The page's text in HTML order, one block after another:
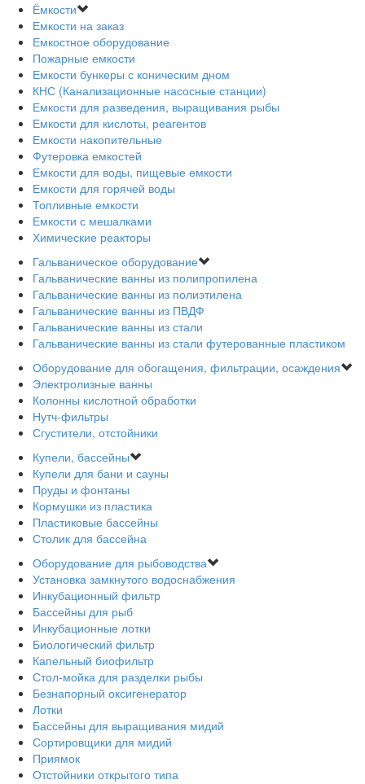
Ёмкости
Емкости на заказ
Емкостное оборудование
Пожарные емкости
Емкости бункеры с коническим дном
КНС (Канализационные насосные станции)
Емкости для разведения, выращивания рыбы
Емкости для кислоты, реагентов
Емкости накопительные
Футеровка емкостей
Емкости для воды, пищевые емкости
Емкости для горячей воды
Топливные емкости
Емкости с мешалками
Химические реакторы
Гальваническое оборудование
Гальванические ванны из полипропилена
Гальванические ванны из полиэтилена
Гальванические ванны из ПВДФ
Гальванические ванны из стали
Гальванические ванны из стали футерованные пластиком
Оборудование для обогащения, фильтрации, осаждения
Электролизные ванны
Колонны кислотной обработки
Нутч-фильтры
Сгустители, отстойники
Купели, бассейны
Купели для бани и сауны
Пруды и фонтаны
Кормушки из пластика
Пластиковые бассейны
Столик для бассейна
Оборудование для рыбоводства
Установка замкнутого водоснабжения
Инкубационный фильтр
Бассейны для рыб
Инкубационные лотки
Биологический фильтр
Капельный биофильтр
Стол-мойка для разделки рыбы
Безнапорный оксигенератор
Лотки
Бассейны для выращивания мидий
Сортировщики для мидий
Приямок
Отстойники открытого типа